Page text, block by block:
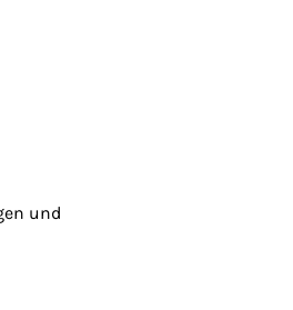
und